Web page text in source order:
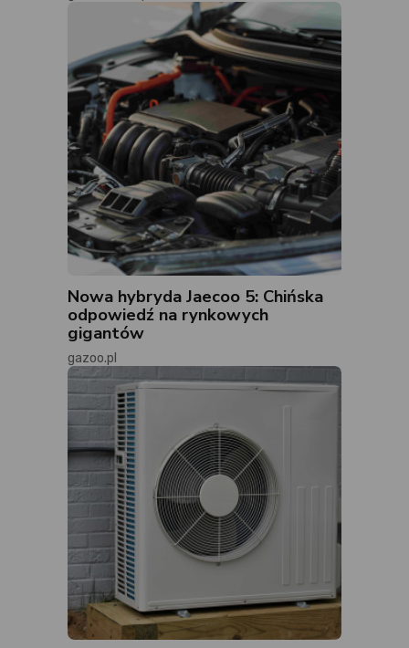
Nowa hybryda Jaecoo 5: Chińska
odpowiedź na rynkowych
gigantów
gazoo.pl